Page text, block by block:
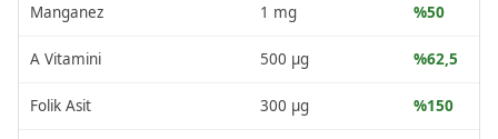
Manganez 1 mg %50
A Vitamini 500 µg %62,5
Folik Asit 300 µg %150